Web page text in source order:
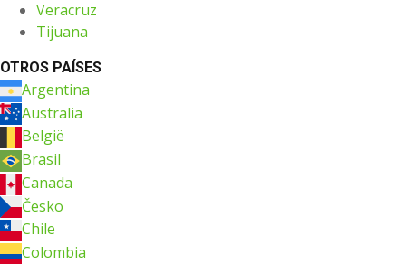
Veracruz
Tijuana
OTROS PAÍSES
Argentina
Australia
België
Brasil
Canada
Česko
Chile
Colombia